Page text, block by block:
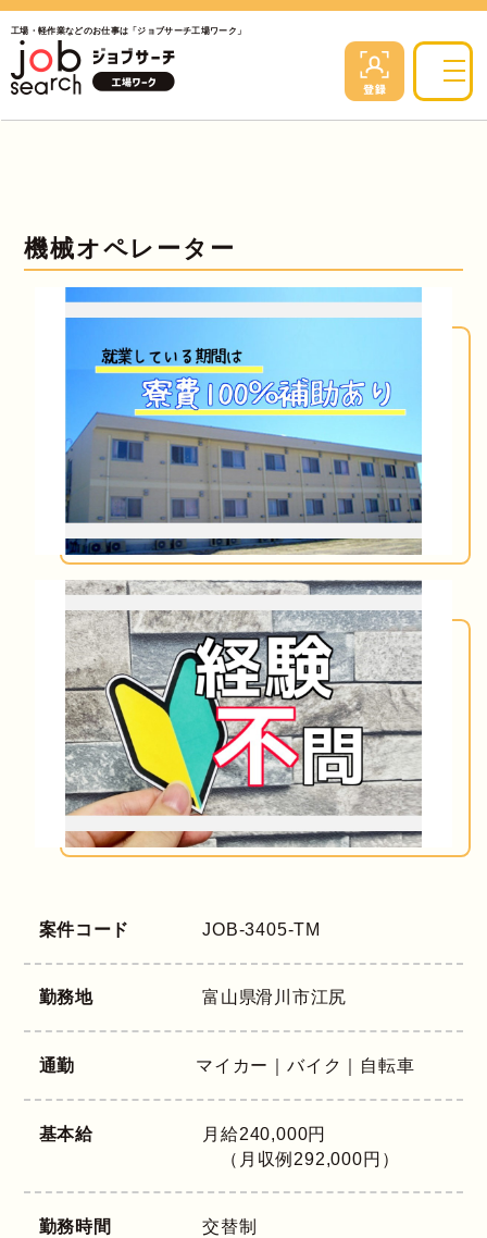
工場・軽作業などのお仕事は「ジョブサーチ工場ワーク」
機械オペレーター
案件コード JOB-3405-TM
勤務地 富山県滑川市江尻
通勤 マイカー｜バイク｜自転車
基本給
月給240,000円
（月収例292,000円）
勤務時間
交替制